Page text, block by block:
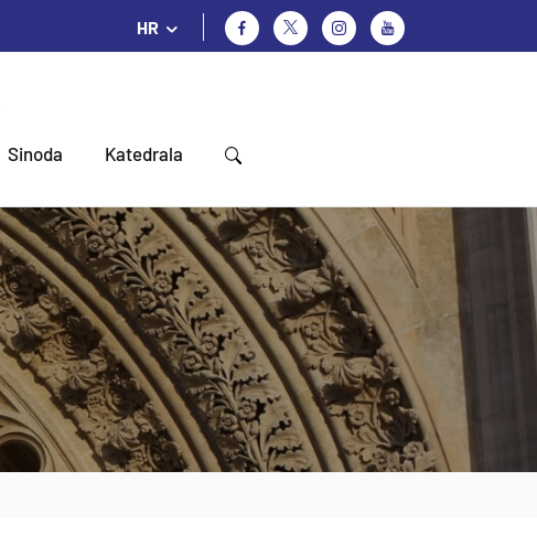
HR
Sinoda Katedrala